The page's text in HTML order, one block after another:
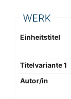
WERK
Einheitstitel
Titelvariante 1
Autor/in